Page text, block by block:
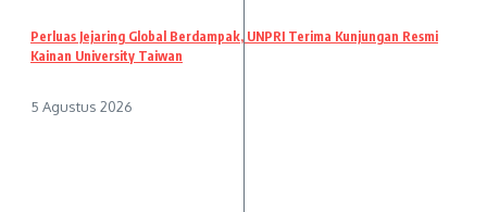
Perluas Jejaring Global Berdampak, UNPRI Terima Kunjungan Resmi
Kainan University Taiwan
5 Agustus 2026